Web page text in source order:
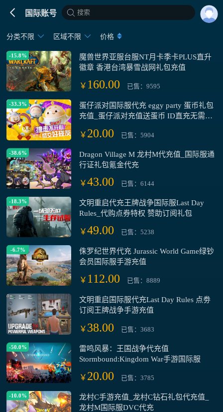
国际账号 搜索
分类不限 区域不限 价格
-15.8%
魔兽世界亚服台服NT月卡季卡PLUS直升
徽章 香港台湾暴雪战网礼包充值
￥ 160.00 已售：9595
-33.3%
蛋仔派对国际服代充 eggy party 蛋币礼包
充值_蛋仔派对充值送蛋币 ID直充无需上
￥ 20.00 已售：5904
-38.6%
Dragon Village M 龙村M代充值_国际服通
行证礼包氪金代充
￥43.00 已售：6144
-18.3%
文明重启代充王牌战争国际服Last Day
Rules_代购点券特权 赞助订阅礼包
￥49.00 已售：5238
-6.7%
侏罗纪世界代充 Jurassic World Game绿钞
会员国际服手游充值
￥ 112.00 已售：8889
文明重启国际服代充Last Day Rules 点劵
订阅王牌战争手游充值
￥ 38.00 已售：3683
-50.0%
雷鸣风暴：王国战争代充值
Stormbound:Kingdom War手游国际服
￥ 20.00 已售：3785
-10.0%
龙村C手游充值_龙村C钻石礼包代充值_
龙村M国际服DVC代充